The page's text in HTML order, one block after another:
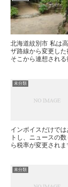
北海道紋別市 私は
ザ路線から変更し
そこから連想され
未分類
インボイスだけで
トし、ニュースの
ら税率が変更され
未分類